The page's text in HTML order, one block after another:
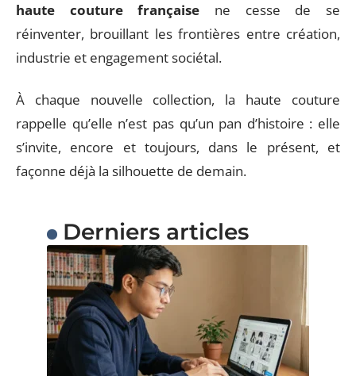
haute couture française ne cesse de se
réinventer, brouillant les frontières entre création,
industrie et engagement sociétal.
À chaque nouvelle collection, la haute couture
rappelle qu’elle n’est pas qu’un pan d’histoire : elle
s’invite, encore et toujours, dans le présent, et
façonne déjà la silhouette de demain.
Derniers articles